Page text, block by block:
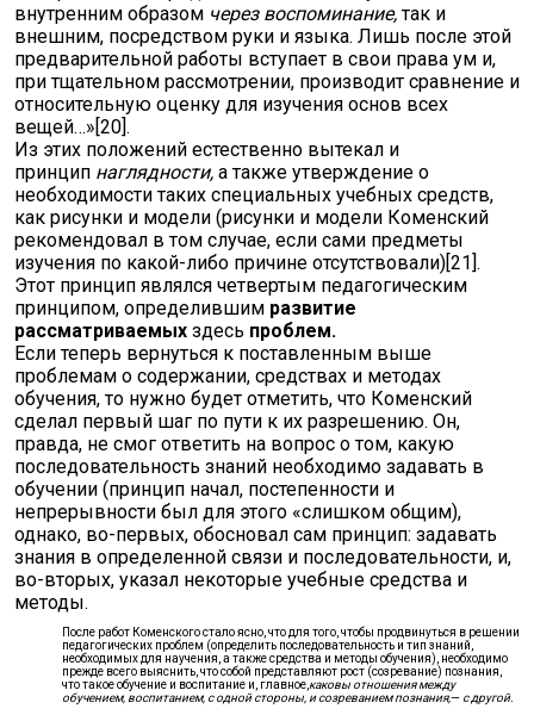
внутренним образом через воспоминание, так и
внешним, посредством руки и языка. Лишь после этой
предварительной работы вступает в свои права ум и,
при тщательном рассмотрении, производит сравнение и
относительную оценку для изучения основ всех
вещей…»[20].
Из этих положений естественно вытекал и
принцип наглядности, а также утверждение о
необходимости таких специальных учебных средств,
как рисунки и модели (рисунки и модели Коменский
рекомендовал в том случае, если сами предметы
изучения по какой-либо причине отсутствовали)[21].
Этот принцип являлся четвертым педагогическим
принципом, определившим развитие
рассматриваемых здесь проблем.
Если теперь вернуться к поставленным выше
проблемам о содержании, средствах и методах
обучения, то нужно будет отметить, что Коменский
сделал первый шаг по пути к их разрешению. Он,
правда, не смог ответить на вопрос о том, какую
последовательность знаний необходимо задавать в
обучении (принцип начал, постепенности и
непрерывности был для этого «слишком общим),
однако, во-первых, обосновал сам принцип: задавать
знания в определенной связи и последовательности, и,
во-вторых, указал некоторые учебные средства и
методы.
После работ Коменского стало ясно, что для того, чтобы продвинуться в решении
педагогических проблем (определить последовательность и тип знаний,
необходимых для научения, а также средства и методы обучения), необходимо
прежде всего выяснить, что собой представляют рост (созревание) познания,
что такое обучение и воспитание и, главное, каковы отношения между
обучением, воспитанием, с одной стороны, и созреванием познания,— с другой.